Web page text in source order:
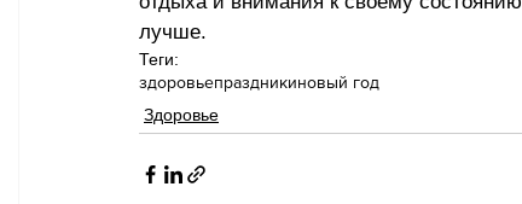
лучше.
Теги:
здоровьепраздникиновый год
Здоровье